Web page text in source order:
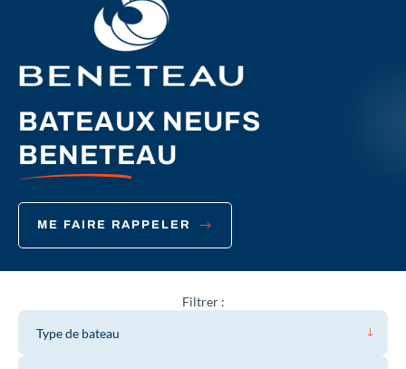
NOS SERVICES
CONTACTEZ-NOUS
BATEAUX NEUFS
BENETEAU
ME FAIRE RAPPELER
Filtrer :
Type de bateau